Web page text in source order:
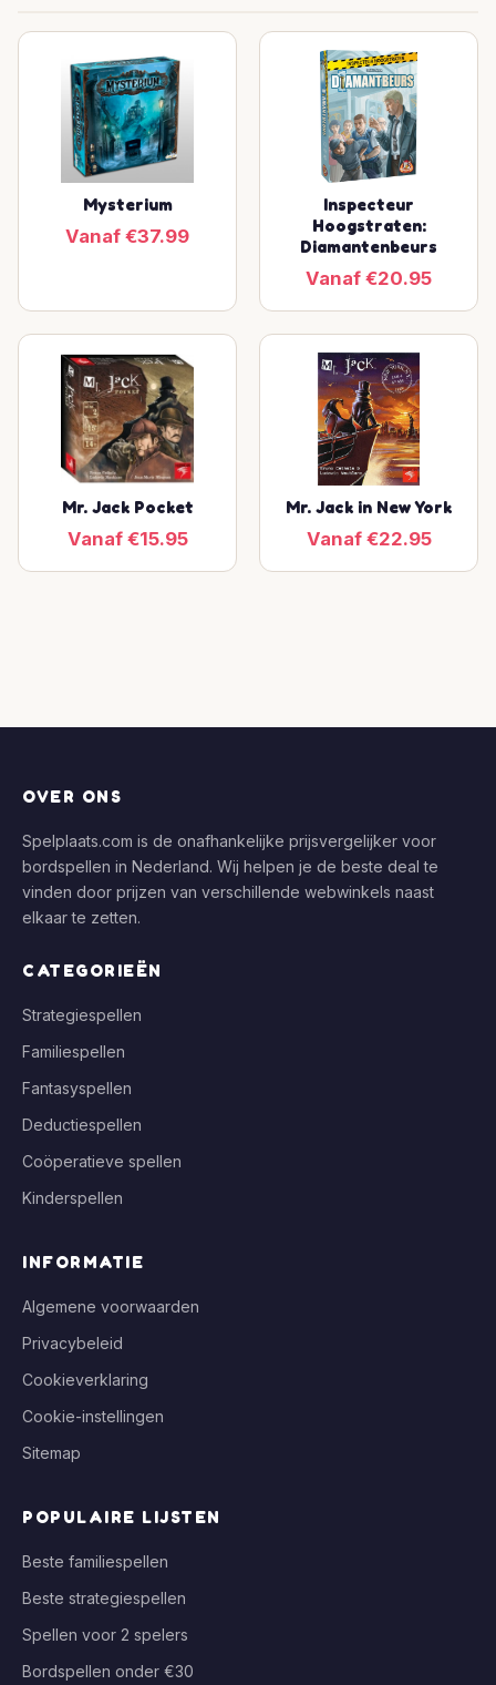
Mysterium
Vanaf €37.99
Inspecteur
Hoogstraten:
Diamantenbeurs
Vanaf €20.95
Mr. Jack Pocket
Vanaf €15.95
Mr. Jack in New York
Vanaf €22.95
OVER ONS
Spelplaats.com is de onafhankelijke prijsvergelijker voor
bordspellen in Nederland. Wij helpen je de beste deal te
vinden door prijzen van verschillende webwinkels naast
elkaar te zetten.
CATEGORIEËN
Strategiespellen
Familiespellen
Fantasyspellen
Deductiespellen
Coöperatieve spellen
Kinderspellen
INFORMATIE
Algemene voorwaarden
Privacybeleid
Cookieverklaring
Cookie-instellingen
Sitemap
POPULAIRE LIJSTEN
Beste familiespellen
Beste strategiespellen
Spellen voor 2 spelers
Bordspellen onder €30